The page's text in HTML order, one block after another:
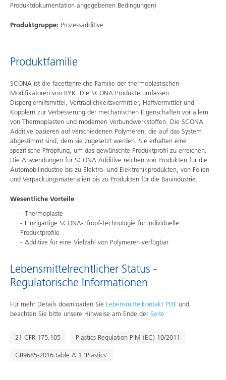
Produktdokumentation angegebenen Bedingungen)
Produktgruppe: Prozessadditive
Produktfamilie
SCONA ist die facettenreiche Familie der thermoplastischen
Modifikatoren von BYK. Die SCONA Produkte umfassen
Dispergierhilfsmittel, Verträglichkeitsvermittler, Haftvermittler und
Kopplern zur Verbesserung der mechanischen Eigenschaften vor allem
von Thermoplasten und modernen Verbundwerkstoffen. Die SCONA
Additive basieren auf verschiedenen Polymeren, die auf das System
abgestimmt sind, dem sie zugesetzt werden. Sie erhalten eine
spezifische Pfropfung, um das gewünschte Produktprofil zu erreichen.
Die Anwendungen für SCONA Additive reichen von Produkten für die
Automobilindustrie bis zu Elektro- und Elektronikprodukten, von Folien
und Verpackungsmaterialien bis zu Produkten für die Bauindustrie.
Wesentliche Vorteile
Thermoplaste
Einzigartige SCONA-Pfropf-Technologie für individuelle
Produktprofile
Additive für eine Vielzahl von Polymeren verfügbar
Lebensmittelrechtlicher Status -
Regulatorische Informationen
Für mehr Details downloaden Sie Lebensmittelkontakt PDF und
beachten Sie bitte unsere Hinweise am Ende der Seite
21 CFR 175.105 Plastics Regulation PIM (EC) 10/2011
GB9685-2016 table A.1 'Plastics'